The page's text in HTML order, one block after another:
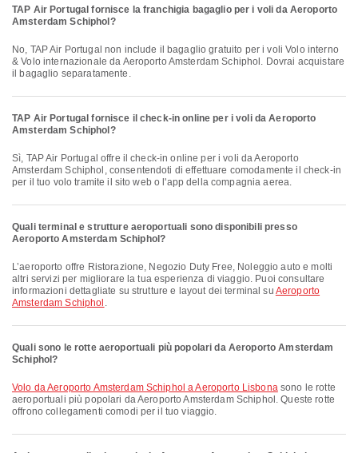
TAP Air Portugal fornisce la franchigia bagaglio per i voli da Aeroporto
Amsterdam Schiphol?
No, TAP Air Portugal non include il bagaglio gratuito per i voli Volo interno
& Volo internazionale da Aeroporto Amsterdam Schiphol. Dovrai acquistare
il bagaglio separatamente.
TAP Air Portugal fornisce il check-in online per i voli da Aeroporto
Amsterdam Schiphol?
Sì, TAP Air Portugal offre il check-in online per i voli da Aeroporto
Amsterdam Schiphol, consentendoti di effettuare comodamente il check-in
per il tuo volo tramite il sito web o l'app della compagnia aerea.
Quali terminal e strutture aeroportuali sono disponibili presso
Aeroporto Amsterdam Schiphol?
L’aeroporto offre Ristorazione, Negozio Duty Free, Noleggio auto e molti
altri servizi per migliorare la tua esperienza di viaggio. Puoi consultare
informazioni dettagliate su strutture e layout dei terminal su Aeroporto
Amsterdam Schiphol .
Quali sono le rotte aeroportuali più popolari da Aeroporto Amsterdam
Schiphol?
volo da Aeroporto Amsterdam Schiphol a Aeroporto Lisbonasono le rotte
aeroportuali più popolari da Aeroporto Amsterdam Schiphol. Queste rotte
offrono collegamenti comodi per il tuo viaggio.